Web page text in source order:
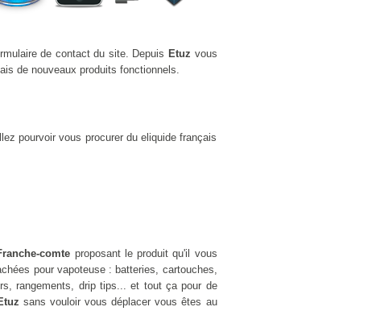
de contact du site. Depuis Etuz vous
de nouveaux produits fonctionnels.
pourvoir vous procurer du eliquide français
comte proposant le produit qu'il vous
pour vapoteuse : batteries, cartouches,
rangements, drip tips... et tout ça pour de
sans vouloir vous déplacer vous êtes au